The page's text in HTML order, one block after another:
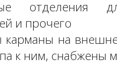
отделения
и прочего
карманы на
к ним, снабжены